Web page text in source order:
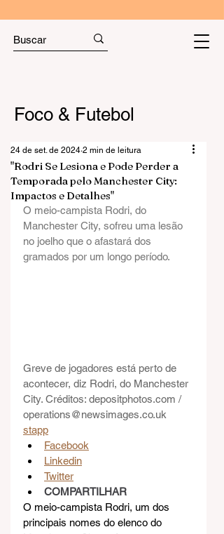
Foco & Futebol
"Rodri Se Lesiona e Pode Perder a
Temporada pelo Manchester City:
Impactos e Detalhes"
24 de set. de 2024 2 min de leitura
O meio-campista Rodri, do
Manchester City, sofreu uma lesão
no joelho que o afastará dos
gramados por um longo período.
Greve de jogadores está perto de
acontecer, diz Rodri, do Manchester
City. Créditos: depositphotos.com /
operations@newsimages.co.uk
stapp
Facebook
Linkedin
Twitter
COMPARTILHAR
O meio-campista Rodri, um dos
principais nomes do elenco do